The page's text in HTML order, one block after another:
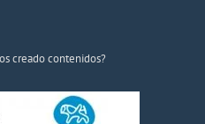
creado contenidos?